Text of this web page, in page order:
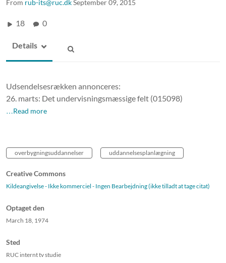
From rub-its@ruc.dkSeptember 09, 2015
18 0
Details
Udsendelsesrækken annonceres:
26. marts: Det undervisningsmæssige felt (015098)
…Read more
overbygningsuddannelser uddannelsesplanlægning
Creative Commons
Kildeangivelse - Ikke kommerciel - Ingen Bearbejdning (ikke tilladt at tage citat)
Optaget den
March 18, 1974
Sted
RUC internt tv studie